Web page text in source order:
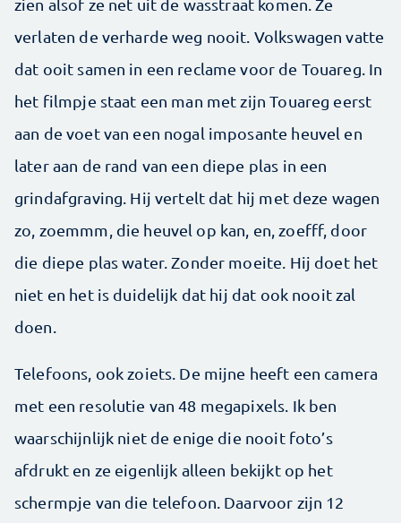
verlaten de verharde weg nooit. Volkswagen vatte
dat ooit samen in een reclame voor de Touareg. In
het filmpje staat een man met zijn Touareg eerst
aan de voet van een nogal imposante heuvel en
later aan de rand van een diepe plas in een
grindafgraving. Hij vertelt dat hij met deze wagen
zo, zoemmm, die heuvel op kan, en, zoefff, door
die diepe plas water. Zonder moeite. Hij doet het
niet en het is duidelijk dat hij dat ook nooit zal
doen.
Telefoons, ook zoiets. De mijne heeft een camera
met een resolutie van 48 megapixels. Ik ben
waarschijnlijk niet de enige die nooit foto’s
afdrukt en ze eigenlijk alleen bekijkt op het
schermpje van die telefoon. Daarvoor zijn 12